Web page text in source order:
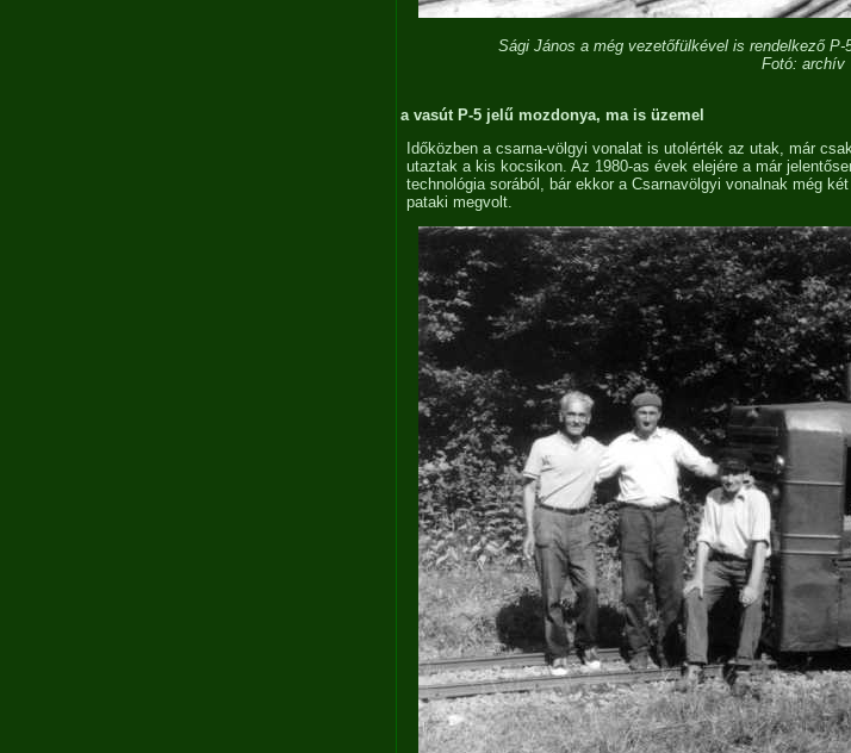
Sági János a még vezetőfülkével is rendelkező
Fotó: archív
a vasút P-5 jelű mozdonya, ma is üzemel
Időközben a csarna-völgyi vonalat is utolérték az utak, már
utaztak a kis kocsikon. Az 1980-as évek elejére a már
technológia sorából, bár ekkor a Csarnavölgyi vonalnak még
pataki megvolt.